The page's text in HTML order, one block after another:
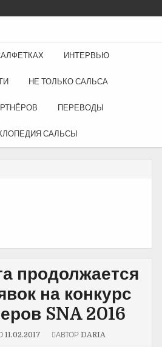
ИНТЕРВЬЮ
НЕ ТОЛЬКО САЛЬСА
ПЕРЕВОДЫ
САЛЬСЫ
продолжается
на конкурс
SNA 2016
11.02.2017 АВТОР DARIA